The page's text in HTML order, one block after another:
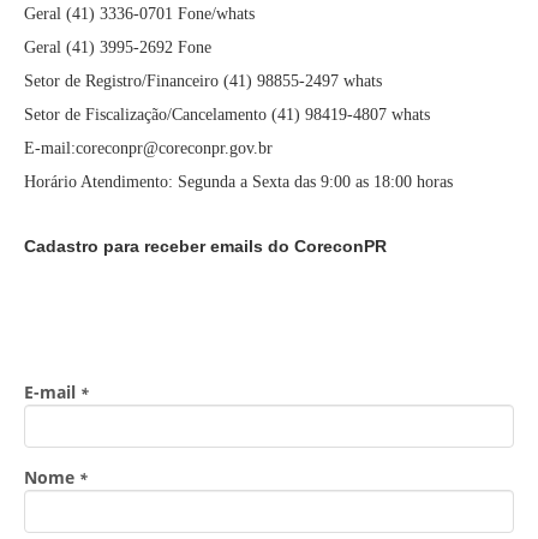
Geral (41) 3336-0701 Fone/whats
Geral (41) 3995-2692 Fone
Setor de Registro/Financeiro (41) 98855-2497 whats
Setor de Fiscalização/Cancelamento (41) 98419-4807 whats
E-mail:coreconpr@coreconpr.gov.br
Horário Atendimento: Segunda a Sexta das 9:00 as 18:00 horas
Cadastro para receber emails do CoreconPR